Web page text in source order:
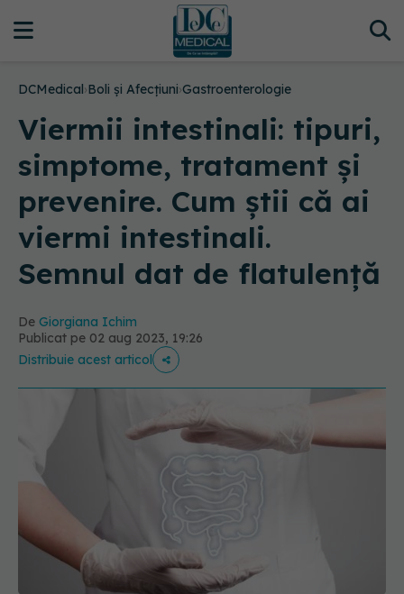
DCMedical›Boli și Afecțiuni›Gastroenterologie
Viermii intestinali: tipuri,
simptome, tratament și
prevenire. Cum știi că ai
viermi intestinali.
Semnul dat de flatulență
De Giorgiana Ichim
Publicat pe 02 aug 2023, 19:26
Distribuie acest articol